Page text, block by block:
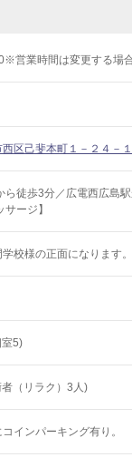
営業時間は変更する場合
区己斐本町１－２４－
ら徒歩3分／広電西広島
ージ】
校様の正面になります。
5)
（リラク）3人)
インパーキング有り。